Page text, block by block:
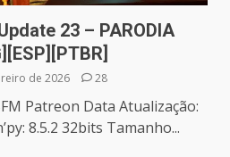
23 – PARODIA
de 2026 28
Patreon Data Atualização:
8.5.2 32bits Tamanho...